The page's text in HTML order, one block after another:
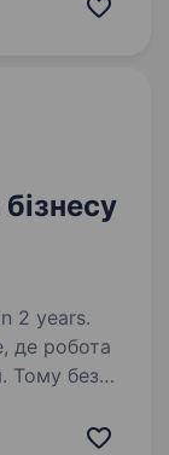
2 years.
Тому без
разом!